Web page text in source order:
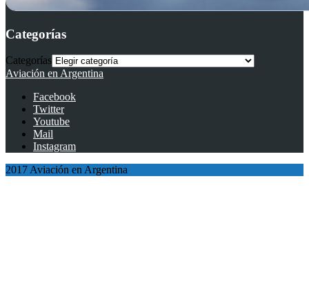
Categorías
Categorías
Aviación en Argentina
Facebook
Twitter
Youtube
Mail
Instagram
2017 Aviación en Argentina